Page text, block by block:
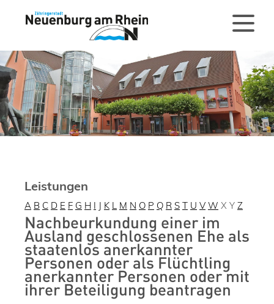
Leistungen
A B C D E F G H I J K L M N O P Q R S T U V W X Y Z
Nachbeurkundung einer im
Ausland geschlossenen Ehe als
staatenlos anerkannter
Personen oder als Flüchtling
anerkannter Personen oder mit
ihrer Beteiligung beantragen